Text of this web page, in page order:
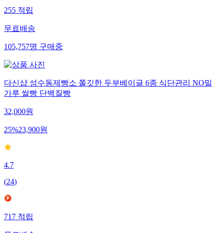
255적립
무료배송
105,757명구매중
다신샵 성수동제빵소 쫄깃한 두부베이글 6종 식단관리 NO밀
가루 쌀빵 단백질빵
32,000원
25%23,900원
4.7
(24)
717적립